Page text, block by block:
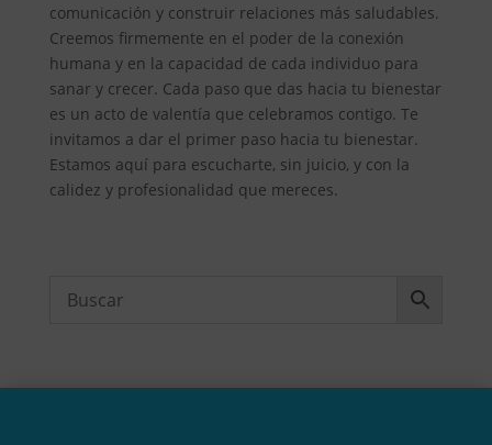
comunicación y construir relaciones más saludables.
Creemos firmemente en el poder de la conexión
humana y en la capacidad de cada individuo para
sanar y crecer. Cada paso que das hacia tu bienestar
es un acto de valentía que celebramos contigo. Te
invitamos a dar el primer paso hacia tu bienestar.
Estamos aquí para escucharte, sin juicio, y con la
calidez y profesionalidad que mereces.